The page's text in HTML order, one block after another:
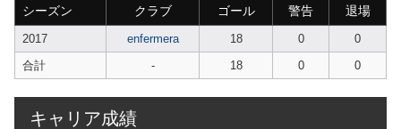
シーズン クラブ ゴール 警告 退場
2017 enfermera 18 0
0
合計
- 18 0 0
キャリア成績